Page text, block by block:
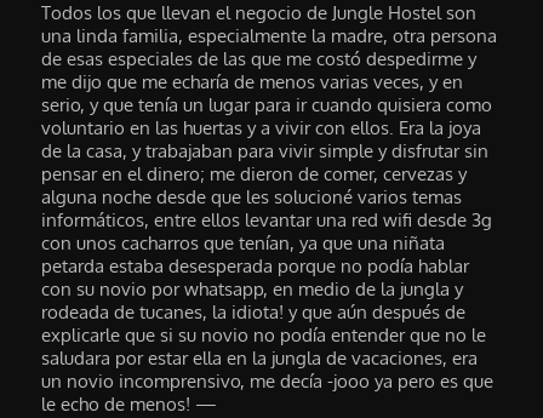
Todos los que llevan el negocio de Jungle Hostel son
una linda familia, especialmente la madre, otra persona
de esas especiales de las que me costó despedirme y
me dijo que me echaría de menos varias veces, y en
serio, y que tenía un lugar para ir cuando quisiera como
voluntario en las huertas y a vivir con ellos. Era la joya
de la casa, y trabajaban para vivir simple y disfrutar sin
pensar en el dinero; me dieron de comer, cervezas y
alguna noche desde que les solucioné varios temas
informáticos, entre ellos levantar una red wifi desde 3g
con unos cacharros que tenían, ya que una niñata
petarda estaba desesperada porque no podía hablar
con su novio por whatsapp, en medio de la jungla y
rodeada de tucanes, la idiota! y que aún después de
explicarle que si su novio no podía entender que no le
saludara por estar ella en la jungla de vacaciones, era
un novio incomprensivo, me decía -jooo ya pero es que
le echo de menos! —